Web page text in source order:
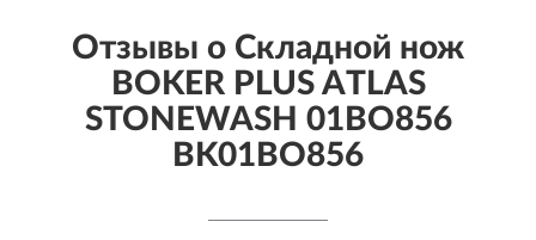
Отзывы о Складной нож
BOKER PLUS ATLAS
STONEWASH 01BO856
BK01BO856